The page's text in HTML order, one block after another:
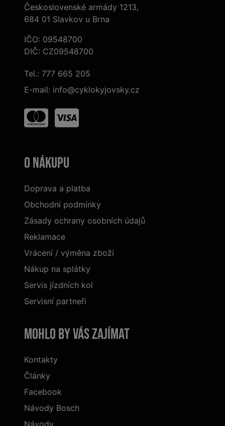
Československé armády 1213,
684 01 Slavkov u Brna
IČO: 09548700
DIČ: CZ09548700
Tel.: 777 665 205
E-mail: info@cyklokyjovsky.cz
O nákupu
Doprava a platba
Obchodní podmínky
Zásady ochrany osobních údajů
Reklamace
Vrácení / výměna zboží
Nákup na splátky
Servis jízdních kol
Servisní partneři
Mohlo by vás zajímat
Kontakty
Články
Facebook
Návody Bosch
Návody